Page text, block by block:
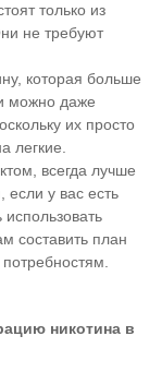
только из
не требуют
которая больше
можно даже
их просто
легкие.
всегда лучше
если у вас есть
составить план
никотина в